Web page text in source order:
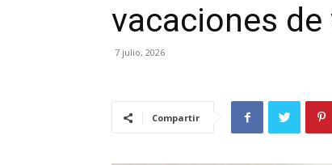
vacaciones de
7 julio, 2026
Compartir